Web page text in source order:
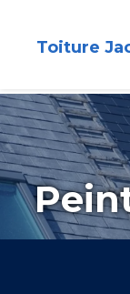
Toiture